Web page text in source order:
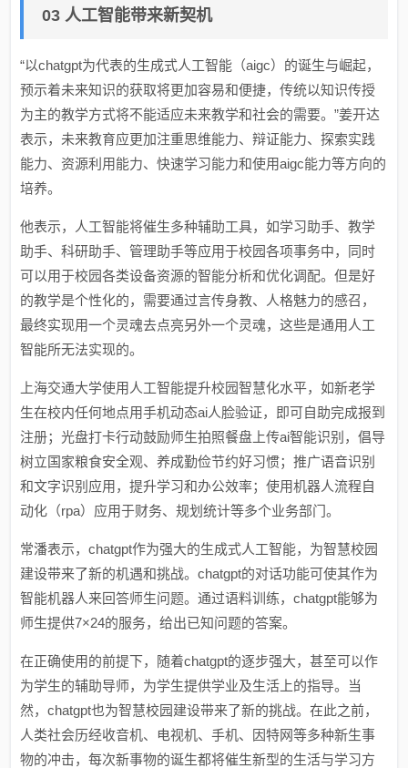
03 人工智能带来新契机
“以chatgpt为代表的生成式人工智能（aigc）的诞生与崛起，
预示着未来知识的获取将更加容易和便捷，传统以知识传授
为主的教学方式将不能适应未来教学和社会的需要。”姜开达
表示，未来教育应更加注重思维能力、辩证能力、探索实践
能力、资源利用能力、快速学习能力和使用aigc能力等方向的
培养。
他表示，人工智能将催生多种辅助工具，如学习助手、教学
助手、科研助手、管理助手等应用于校园各项事务中，同时
可以用于校园各类设备资源的智能分析和优化调配。但是好
的教学是个性化的，需要通过言传身教、人格魅力的感召，
最终实现用一个灵魂去点亮另外一个灵魂，这些是通用人工
智能所无法实现的。
上海交通大学使用人工智能提升校园智慧化水平，如新老学
生在校内任何地点用手机动态ai人脸验证，即可自助完成报到
注册；光盘打卡行动鼓励师生拍照餐盘上传ai智能识别，倡导
树立国家粮食安全观、养成勤俭节约好习惯；推广语音识别
和文字识别应用，提升学习和办公效率；使用机器人流程自
动化（rpa）应用于财务、规划统计等多个业务部门。
常潘表示，chatgpt作为强大的生成式人工智能，为智慧校园
建设带来了新的机遇和挑战。chatgpt的对话功能可使其作为
智能机器人来回答师生问题。通过语料训练，chatgpt能够为
师生提供7×24的服务，给出已知问题的答案。
在正确使用的前提下，随着chatgpt的逐步强大，甚至可以作
为学生的辅助导师，为学生提供学业及生活上的指导。当
然，chatgpt也为智慧校园建设带来了新的挑战。在此之前，
人类社会历经收音机、电视机、手机、因特网等多种新生事
物的冲击，每次新事物的诞生都将催生新型的生活与学习方